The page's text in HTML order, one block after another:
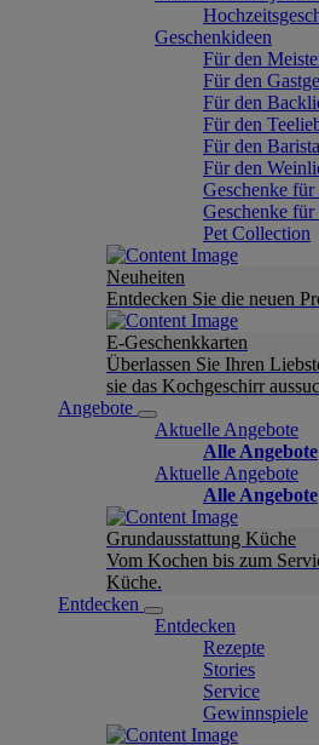
Geschenkideen
Für den
Für den
Für den
Für den
Für den Barista
Für den
Geschenke für
Geschenke für
Pet Collection
Neuheiten
Entdecken Sie die neuen
E-Geschenkkarten
Überlassen Sie Ihren
sie das Kochgeschirr
Angebote
Aktuelle Angebote
Alle Angebote
Aktuelle Angebote
Alle Angebote
Grundausstattung Küche
Vom Kochen bis zum
Küche.
Entdecken
Entdecken
Rezepte
Stories
Service
Gewinnspiele